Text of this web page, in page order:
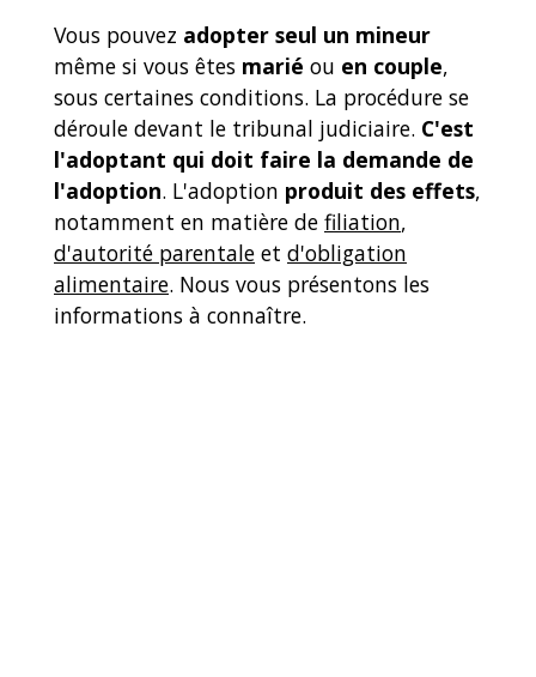
Vous pouvez adopter seul un mineur
même si vous êtes marié ou en couple,
sous certaines conditions. La procédure se
déroule devant le tribunal judiciaire. C'est
l'adoptant qui doit faire la demande de
l'adoption. L'adoption produit des effets,
notamment en matière de filiation,
d'autorité parentale et d'obligation
alimentaire. Nous vous présentons les
informations à connaître.